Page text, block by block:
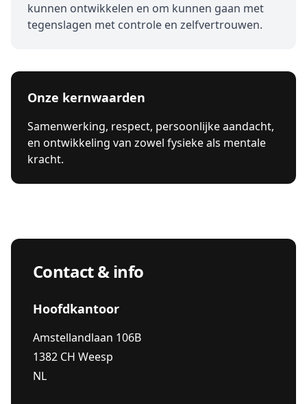
kunnen ontwikkelen en om kunnen gaan met
tegenslagen met controle en zelfvertrouwen.
Onze kernwaarden
Samenwerking, respect, persoonlijke aandacht,
en ontwikkeling van zowel fysieke als mentale
kracht.
Contact & info
Hoofdkantoor
Amstellandlaan 106B
1382 CH Weesp
NL